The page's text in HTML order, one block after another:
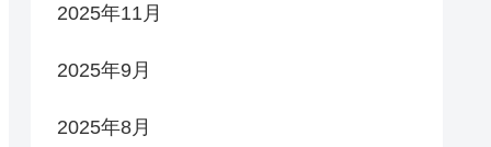
2025年11月
2025年9月
2025年8月